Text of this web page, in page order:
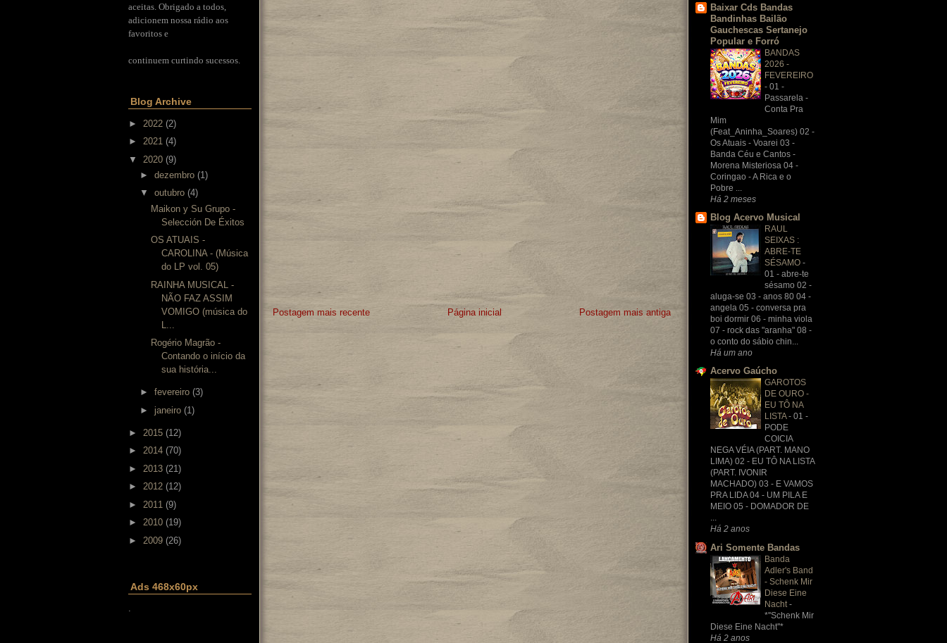
aceitas. Obrigado a todos,
adicionem nossa rádio aos
favoritos e
continuem curtindo sucessos.
Blog Archive
► 2022 (2)
► 2021 (4)
▼ 2020 (9)
► dezembro (1)
▼ outubro (4)
Maikon y Su Grupo -
Selección De Éxitos
OS ATUAIS -
CAROLINA - (Música
do LP vol. 05)
RAINHA MUSICAL -
NÃO FAZ ASSIM
VOMIGO (música do
L...
Rogério Magrão -
Contando o início da
sua história...
► fevereiro (3)
► janeiro (1)
► 2015 (12)
► 2014 (70)
► 2013 (21)
► 2012 (12)
► 2011 (9)
► 2010 (19)
► 2009 (26)
Ads 468x60px
.
Postagem mais recente Postagem mais antiga
Página inicial
Baixar Cds Bandas
Bandinhas Bailão
Gauchescas Sertanejo
Popular e Forró
BANDAS
2026 -
FEVEREIRO
- 01 -
Passarela -
Conta Pra
Mim
(Feat_Aninha_Soares) 02 -
Os Atuais - Voarei 03 -
Banda Céu e Cantos -
Morena Misteriosa 04 -
Coringao - A Rica e o
Pobre ...
Há 2 meses
Blog Acervo Musical
RAUL
SEIXAS :
ABRE-TE
SÉSAMO -
01 - abre-te
sésamo 02 -
aluga-se 03 - anos 80 04 -
angela 05 - conversa pra
boi dormir 06 - minha viola
07 - rock das "aranha" 08 -
o conto do sábio chin...
Há um ano
Acervo Gaúcho
GAROTOS
DE OURO -
EU TÔ NA
LISTA- 01 -
PODE
COICIA
NEGA VÉIA (PART. MANO
LIMA) 02 - EU TÔ NA LISTA
(PART. IVONIR
MACHADO) 03 - E VAMOS
PRA LIDA 04 - UM PILA E
MEIO 05 - DOMADOR DE
...
Há 2 anos
Ari Somente Bandas
Banda
Adler's Band
- Schenk Mir
Diese Eine
Nacht -
*''Schenk Mir
Diese Eine Nacht''*
Há 2 anos